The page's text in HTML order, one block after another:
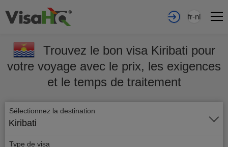
fr-nl
Trouvez le bon visa Kiribati pour
votre voyage avec le prix, les exigences
et le temps de traitement
Sélectionnez la destination
Kiribati
Type de visa